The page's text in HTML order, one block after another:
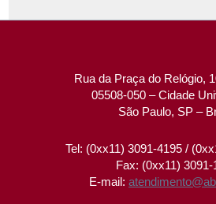
Rua da Praça do Relógio,
05508-050 – Cidade
São Paulo, SP –
Tel: (0xx11) 3091-4195 /
Fax: (0xx11) 3091-
E-mail: